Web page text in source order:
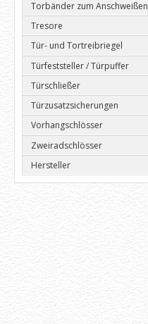
Torbänder zum Anschweißen
Tresore
Tür- und Tortreibriegel
Türfeststeller / Türpuffer
Türschließer
Türzusatzsicherungen
Vorhangschlösser
Zweiradschlösser
Hersteller